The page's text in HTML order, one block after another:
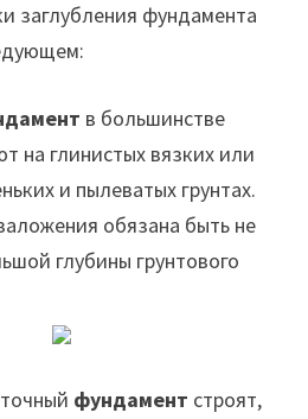
заглубления фундамента
в большинстве
на глинистых вязких или
и пылеватых грунтах.
обязана быть не
глубины грунтового
фундамент строят,